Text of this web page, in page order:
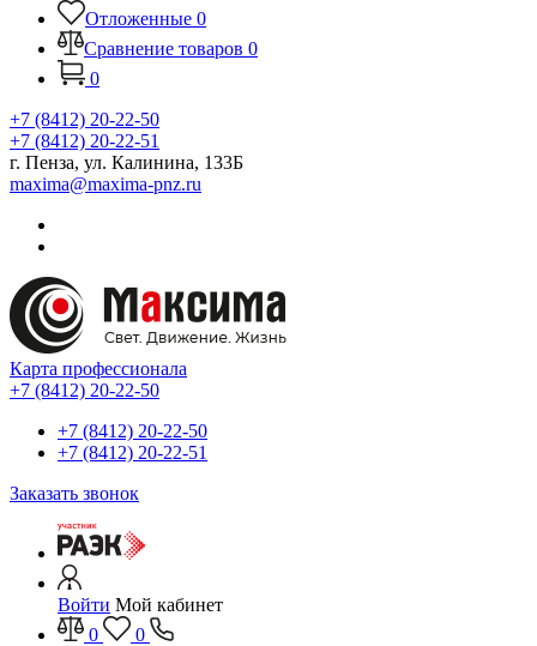
Отложенные 0
Сравнение товаров 0
0
+7 (8412) 20-22-50
+7 (8412) 20-22-51
г. Пенза, ул. Калинина, 133Б
maxima@maxima-pnz.ru
Карта профессионала
+7 (8412) 20-22-50
+7 (8412) 20-22-50
+7 (8412) 20-22-51
Заказать звонок
Войти Мой кабинет
0
0